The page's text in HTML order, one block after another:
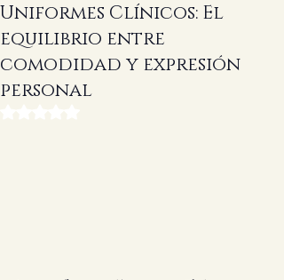
Uniformes Clínicos: El
equilibrio entre
comodidad y expresión
personal